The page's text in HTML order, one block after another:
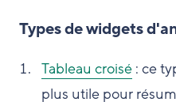
Types de widgets
Tableau croisé : ce
plus utile pour